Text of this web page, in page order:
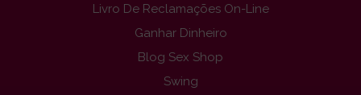
Livro De Reclamações On-Line
Ganhar Dinheiro
Blog Sex Shop
Swing